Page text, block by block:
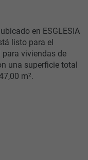
en ESGLESIA
listo para el
para viviendas de
una superficie total
m².